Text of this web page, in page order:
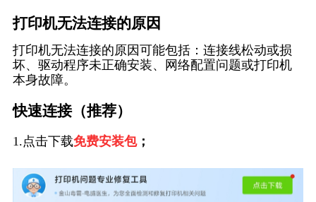
打印机无法连接的原因
打印机无法连接的原因可能包括：连接线松动或损
坏、驱动程序未正确安装、网络配置问题或打印机
本身故障。
快速连接（推荐）
1.点击下载免费安装包；